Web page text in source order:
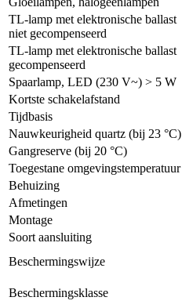
TL-lamp met elektronische ballast
niet gecompenseerd
TL-lamp met elektronische ballast
gecompenseerd
Spaarlamp, LED (230 V~) > 5 W
Kortste schakelafstand
Tijdbasis
Nauwkeurigheid quartz (bij 23 °C)
Gangreserve (bij 20 °C)
Toegestane omgevingstemperatuur
Behuizing
Afmetingen
Montage
Soort aansluiting
Beschermingswijze
Beschermingsklasse